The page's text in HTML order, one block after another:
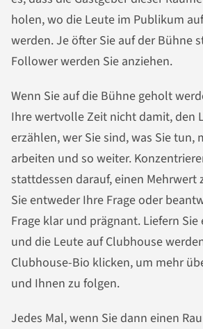
holen, wo die Leute im Publikum
werden. Je öfter Sie auf der Bühne
Follower werden Sie anziehen.
Wenn Sie auf die Bühne geholt
Ihre wertvolle Zeit nicht damit, den
erzählen, wer Sie sind, was Sie tun,
arbeiten und so weiter.
stattdessen darauf, einen Mehrwert
Sie entweder Ihre Frage oder
Frage klar und prägnant. Liefern
und die Leute auf Clubhouse
Clubhouse-Bio klicken, um mehr
und Ihnen zu folgen.
Jedes Mal, wenn Sie dann einen